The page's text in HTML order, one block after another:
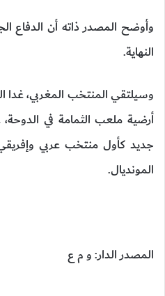
وأوضح المصدر ذاته أن الدفاع
النهاية.
وسيلتقي المنتخب المغربي، غدا
أرضية ملعب الثمامة في
جديد كأول منتخب عربي
المونديال.
المصدر الدار: و م ع